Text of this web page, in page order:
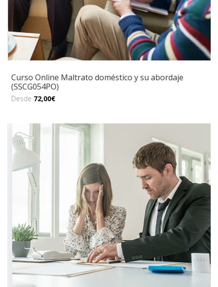
Curso Online Maltrato doméstico y su abordaje
(SSCG054PO)
Desde 72,00€